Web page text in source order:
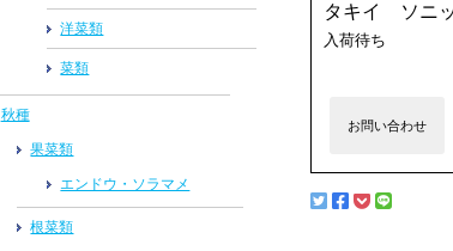
タキイ ソニ
入荷待ち
お問い合わせ
洋菜類
菜類
秋種
果菜類
エンドウ・ソラマメ
根菜類